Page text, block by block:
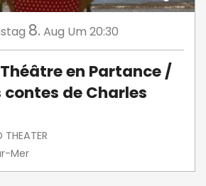
8. Aug Um 20:30
en Partance /
contes de Charles
THEATER
Mer